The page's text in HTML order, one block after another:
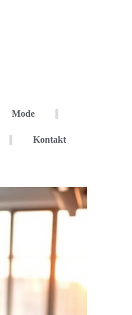
Mode
Kontakt